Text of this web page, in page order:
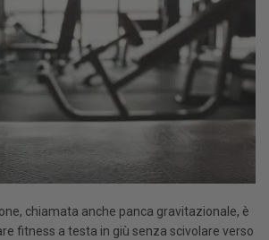
chiamata anche panca gravitazionale, è
fitness a testa in giù senza scivolare verso